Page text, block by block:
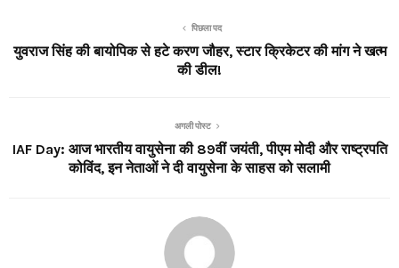
पिछला पद
युवराज सिंह की बायोपिक से हटे करण जौहर, स्टार क्रिकेटर की मांग ने खत्म
की डील!
अगली पोस्ट
IAF Day: आज भारतीय वायुसेना की 89वीं जयंती, पीएम मोदी और राष्ट्रपति
कोविंद, इन नेताओं ने दी वायुसेना के साहस को सलामी